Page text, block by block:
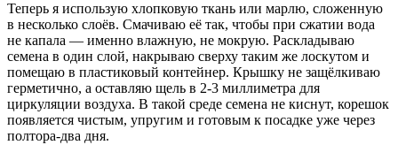
Теперь я использую хлопковую ткань или марлю, сложенную
в несколько слоёв. Смачиваю её так, чтобы при сжатии вода
не капала — именно влажную, не мокрую. Раскладываю
семена в один слой, накрываю сверху таким же лоскутом и
помещаю в пластиковый контейнер. Крышку не защёлкиваю
герметично, а оставляю щель в 2-3 миллиметра для
циркуляции воздуха. В такой среде семена не киснут, корешок
появляется чистым, упругим и готовым к посадке уже через
полтора-два дня.